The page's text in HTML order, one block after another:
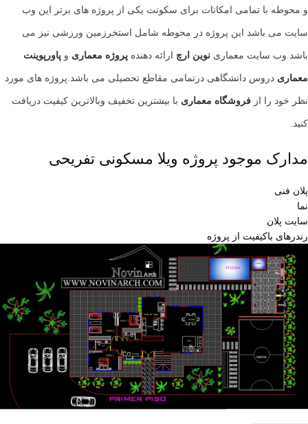
و محوطه با تمامی امکانات برای سکونت یکی از پروژه های برتر این وب
سایت می باشد این پروژه در محوطه شامل استخرزمین ورزشی نیز می
باشد.وب سایت معماری نوین ارچ ارائه دهنده پروژه معماری و پاورپوینت
معماری دروس دانشگاهی درتمامی مقاطع تحصیلی می باشد.پروژه های مورد
نظر خود را از فروشگاه معماری با بیشترین تخفیف وبالاترین کیفیت دریافت
کنید.
مدارک موجود پروژه ویلا مسکونی تفریحی
پلان فنی
نما
سایت پلان
رندرهای باکیفیت از پروژه